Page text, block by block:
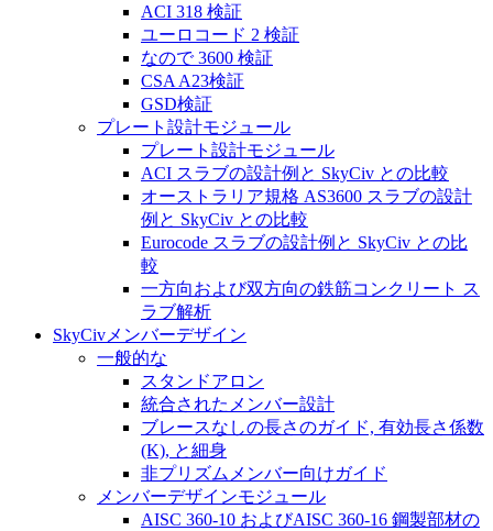
ACI 318 検証
ユーロコード 2 検証
なので 3600 検証
CSA A23検証
GSD検証
プレート設計モジュール
プレート設計モジュール
ACI スラブの設計例と SkyCiv との比較
オーストラリア規格 AS3600 スラブの設計
例と SkyCiv との比較
Eurocode スラブの設計例と SkyCiv との比
較
一方向および双方向の鉄筋コンクリート ス
ラブ解析
SkyCivメンバーデザイン
一般的な
スタンドアロン
統合されたメンバー設計
ブレースなしの長さのガイド, 有効長さ係数
(K), と細身
非プリズムメンバー向けガイド
メンバーデザインモジュール
AISC 360-10 およびAISC 360-16 鋼製部材の